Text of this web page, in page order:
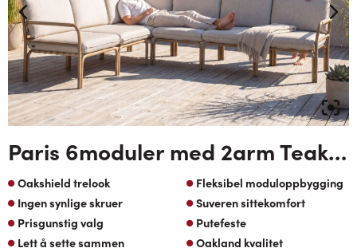
Paris 6moduler med 2arm Teak OakShield Aluminium beige Sunfab pute
Oakshield trelook
Fleksibel moduloppbygging
Ingen synlige skruer
Suveren sittekomfort
Prisgunstig valg
Putefeste
Lett å sette sammen
Oakland kvalitet